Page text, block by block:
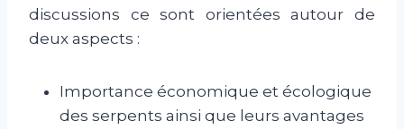
discussions ce sont orientées autour de
deux aspects :
Importance économique et écologique
des serpents ainsi que leurs avantages